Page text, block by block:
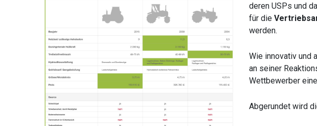
deren USPs und
für die
werden.
Wie innovativ und
an seiner
Wettbewerber
Abgerundet wird